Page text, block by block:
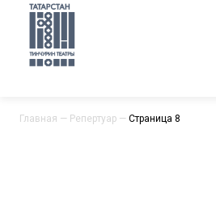
Главная — Репертуар — Страница 8